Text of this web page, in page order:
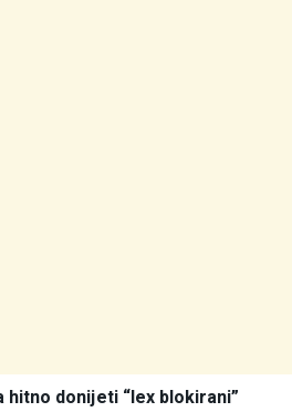
donijeti “lex blokirani”